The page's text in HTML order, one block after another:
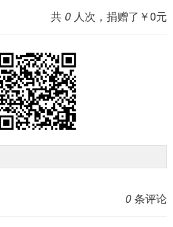
共 0 人次，捐赠了￥0元
0 条评论